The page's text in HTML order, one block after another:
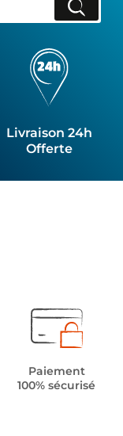
Livraison 24h
Offerte
Paiement
100% sécurisé